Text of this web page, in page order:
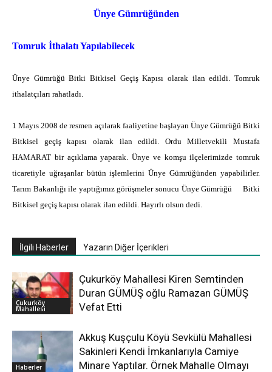
Ünye Gümrüğünden
Tomruk İthalatı Yapılabilecek
Ünye Gümrüğü Bitki Bitkisel Geçiş Kapısı olarak ilan edildi. Tomruk
ithalatçıları rahatladı.
1 Mayıs 2008 de resmen açılarak faaliyetine başlayan Ünye Gümrüğü Bitki
Bitkisel geçiş kapısı olarak ilan edildi. Ordu Milletvekili Mustafa
HAMARAT bir açıklama yaparak. Ünye ve komşu ilçelerimizde tomruk
ticaretiyle uğraşanlar bütün işlemlerini Ünye Gümrüğünden yapabilirler.
Tarım Bakanlığı ile yaptığımız görüşmeler sonucu Ünye Gümrüğü Bitki
Bitkisel geçiş kapısı olarak ilan edildi. Hayırlı olsun dedi.
İlgili Haberler Yazarın Diğer İçerikleri
Çukurköy
Mahallesi
Çukurköy Mahallesi Kiren Semtinden
Duran GÜMÜŞ oğlu Ramazan GÜMÜŞ
Vefat Etti
Haberler
Akkuş Kuşçulu Köyü Sevkülü Mahallesi
Sakinleri Kendi İmkanlarıyla Camiye
Minare Yaptılar. Örnek Mahalle Olmayı